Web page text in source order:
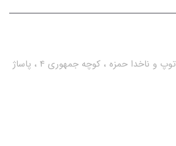
بندر گناوه ، بین چهارراه توپ و ناخدا حمزه ، کوچه جمهوری 4 ، پاساژ